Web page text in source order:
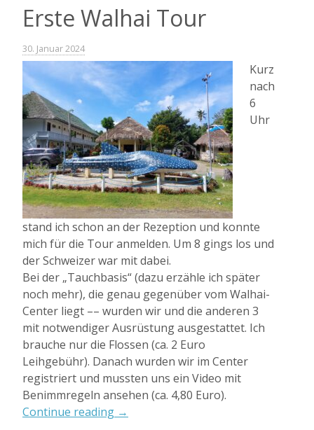
Erste Walhai Tour
30. Januar 2024
Kurz
nach
6
Uhr
stand ich schon an der Rezeption und konnte
mich für die Tour anmelden. Um 8 gings los und
der Schweizer war mit dabei.
Bei der „Tauchbasis“ (dazu erzähle ich später
noch mehr), die genau gegenüber vom Walhai-
Center liegt –– wurden wir und die anderen 3
mit notwendiger Ausrüstung ausgestattet. Ich
brauche nur die Flossen (ca. 2 Euro
Leihgebühr). Danach wurden wir im Center
registriert und mussten uns ein Video mit
Benimmregeln ansehen (ca. 4,80 Euro).
Continue reading „Erste
→